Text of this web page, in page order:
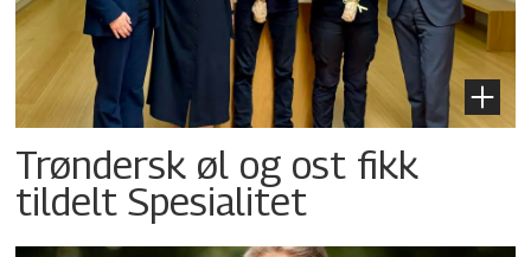
Trøndersk øl og ost fikk
tildelt Spesialitet